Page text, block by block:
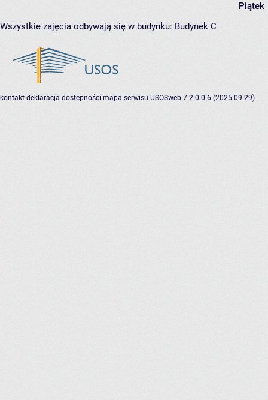
Piątek
Wszystkie zajęcia odbywają się w budynku: Budynek C
kontakt deklaracja dostępności mapa serwisu USOSweb 7.2.0.0-6 (2025-09-29)